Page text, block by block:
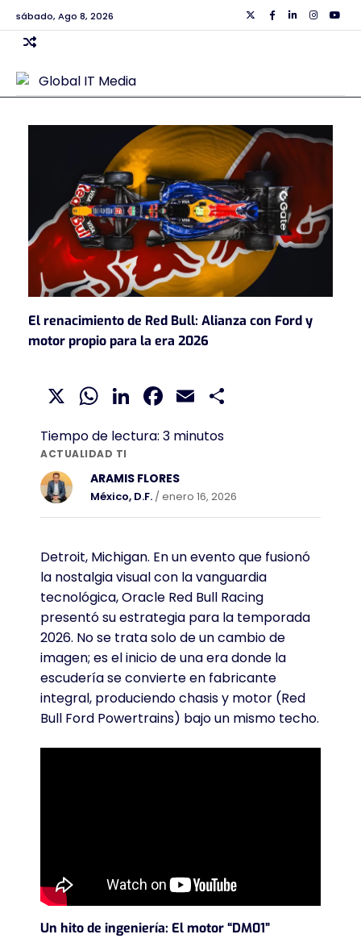
Skip
to
content
sábado, Ago 8, 2026 TwiiterFacebook
Linkedin
El renacimiento de Red Bull: Alianza con Ford y
motor propio para la era 2026
X WhatsApp
LinkedIn
Facebook
Email
Tiempo de lectura: 3 minutos
ACTUALIDAD TI
ARAMIS FLORES
México, D.F. / enero 16, 2026
Detroit, Michigan. En un evento que fusionó
la nostalgia visual con la vanguardia
tecnológica, Oracle Red Bull Racing
presentó su estrategia para la temporada
2026. No se trata solo de un cambio de
imagen; es el inicio de una era donde la
escudería se convierte en fabricante
integral, produciendo chasis y motor (Red
Bull Ford Powertrains) bajo un mismo techo.
Un hito de ingeniería: El motor “DM01”